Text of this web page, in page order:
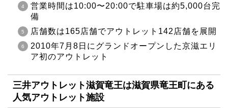
営業時間は10:00〜20:00で駐車場は約5,000台完
備
店舗数は165店舗でアウトレット142店舗を展開
2010年7月8日にグランドオープンした京滋エリ
ア初のアウトレット
三井アウトレット滋賀竜王は滋賀県竜王町にある
人気アウトレット施設